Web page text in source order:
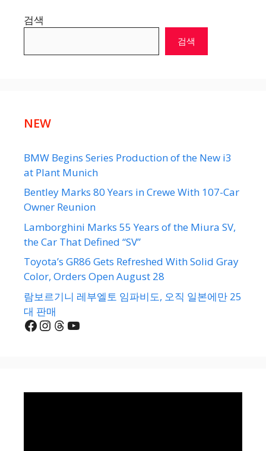
검색
검색
NEW
BMW Begins Series Production of the New i3
at Plant Munich
Bentley Marks 80 Years in Crewe With 107-Car
Owner Reunion
Lamborghini Marks 55 Years of the Miura SV,
the Car That Defined “SV”
Toyota’s GR86 Gets Refreshed With Solid Gray
Color, Orders Open August 28
람보르기니 레부엘토 임파비도, 오직 일본에만 25
대 판매
Facebook
Instagram
Threads
YouTube